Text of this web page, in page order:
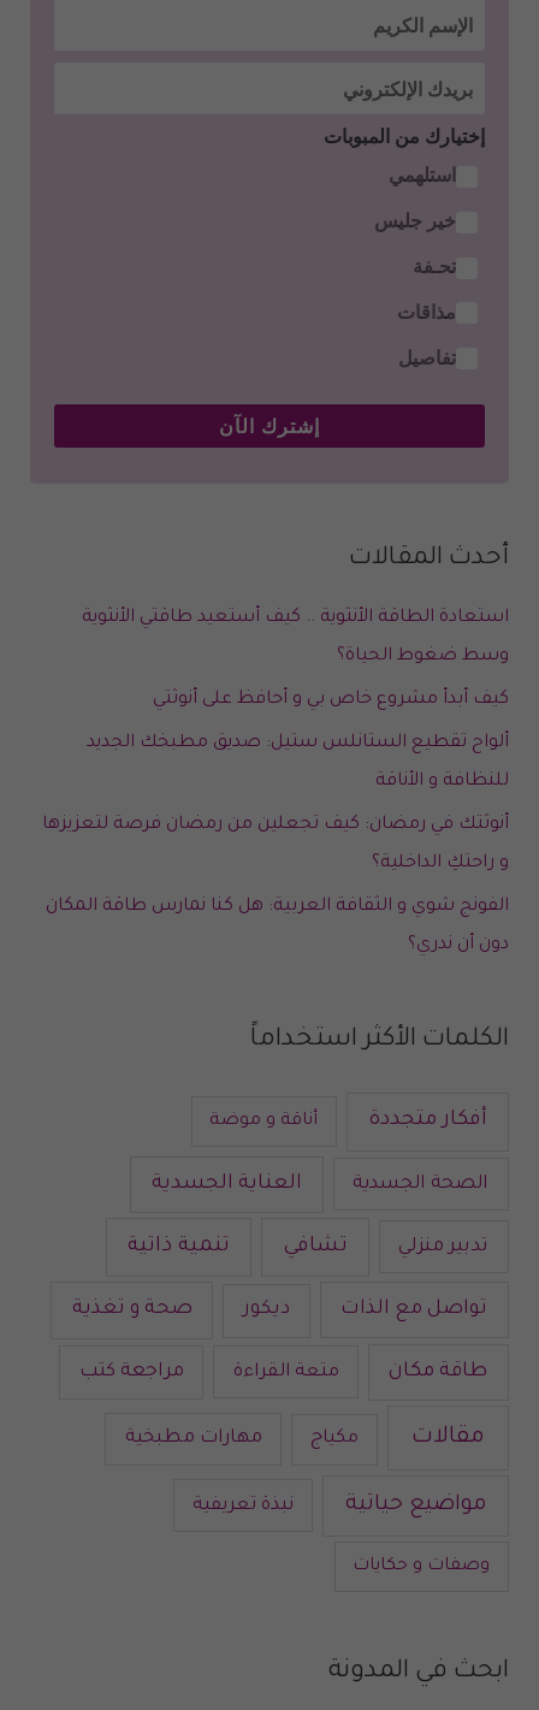
إختيارك من المبوبات
استلهمي
خير جليس
تحـفة
مذاقات
تفاصيل
إشترك الآن
أحدث المقالات
استعادة الطاقة الأنثوية .. كيف أستعيد طاقتي الأنثوية
وسط ضغوط الحياة؟
كيف أبدأ مشروع خاص بي و أحافظ على أنوثتي
ألواح تقطيع الستانلس ستيل: صديق مطبخك الجديد
للنظافة و الأناقة
أنوثتك في رمضان: كيف تجعلين من رمضان فرصة لتعزيزها
و راحتكِ الداخلية؟
الفونج شوي و الثقافة العربية: هل كنا نمارس طاقة المكان
دون أن ندري؟
الكلمات الأكثر استخداماً
أفكار متجددة أناقة و موضة
الصحة الجسدية العناية الجسدية
تدبير منزلي تشافي تنمية ذاتية
تواصل مع الذات ديكور صحة و تغذية
طاقة مكان متعة القراءة مراجعة كتب
مقالات مكياج مهارات مطبخية
مواضيع حياتية نبذة تعريفية
وصفات و حكايات
ابحث في المدونة